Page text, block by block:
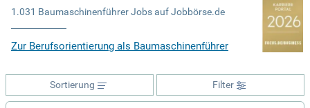
1.031 Baumaschinenführer Jobs auf Jobbörse.de
Zur Berufsorientierung als Baumaschinenführer
Filter
Sortierung